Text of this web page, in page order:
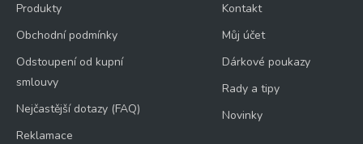
Produkty
Obchodní podmínky
Odstoupení od kupní
smlouvy
Nejčastější dotazy (FAQ)
Reklamace
Kontakt
Můj účet
Dárkové poukazy
Rady a tipy
Novinky